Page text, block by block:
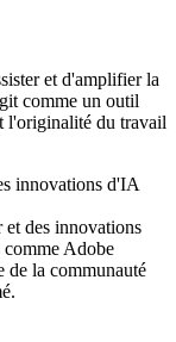
et d'amplifier la
comme un outil
l'originalité du travail
innovations d'IA
et des innovations
comme Adobe
de la communauté